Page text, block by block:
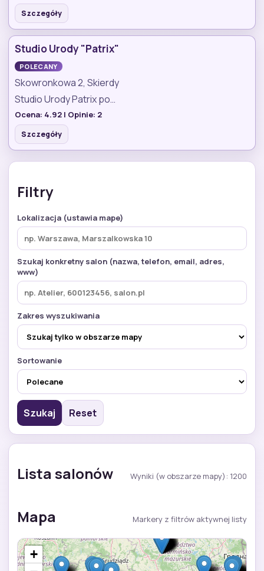
Szczegóły
Studio Urody "Patrix"
POLECANY
Skowronkowa 2, Skierdy
Studio Urody Patrix po…
Ocena: 4.92 | Opinie: 2
Szczegóły
Filtry
Lokalizacja (ustawia mape)
Szukaj konkretny salon (nazwa, telefon, email, adres,
www)
Zakres wyszukiwania
Sortowanie
Szukaj Reset
Lista salonów Wyniki (w obszarze mapy): 1200
Mapa Markery z filtrów aktywnej listy
+